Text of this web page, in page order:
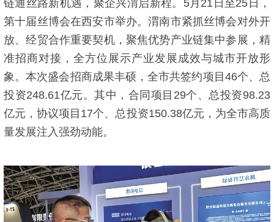
链通丝路新机遇，聚企兴渭启新程。5月21日至25日，
第十届丝博会在西安市举办。渭南市紧抓丝博会对外开
放、经贸合作重要契机，聚焦优势产业链集中参展，精
准招商对接，全方位展示产业发展成效与城市开放形
象。本次盛会招商成果丰硕，全市共签约项目46个、总
投资248.61亿元。其中，合同项目29个、总投资98.23
亿元，协议项目17个、总投资150.38亿元，为全市高质
量发展注入强劲动能。